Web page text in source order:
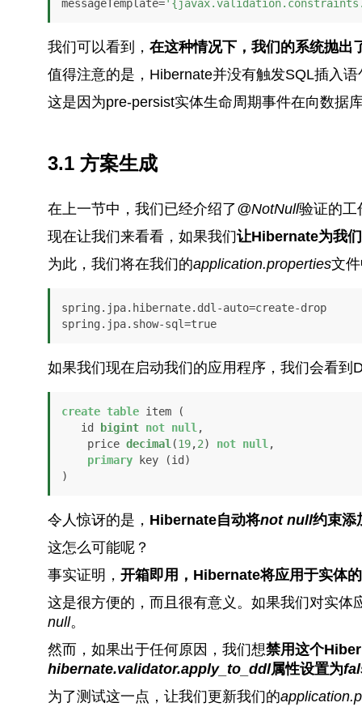
messageTemplate=
我们可以看到， 在这种情况下，我们的系统抛出
值得注意的是，Hibernate并没有触发SQL插入
这是因为pre-persist实体生命周期事件在向数据
3.1 方案生成
在上一节中，我们已经介绍了@NotNull验证的工
现在让我们来看看，如果我们让Hibernate为我
为此，我们将在我们的application.properties文
spring.jpa.hibernate.ddl-auto=create-drop
spring.jpa.show-sql=true
如果我们现在启动我们的应用程序，我们会看到
create table item (
   id
bigint not null ,
    price
decimal (19,2) not null ,
primary key (id)
)
令人惊讶的是， Hibernate自动将not null约束添
这怎么可能呢？
事实证明， 开箱即用，Hibernate将应用于实体
这是很方便的，而且很有意义。如果我们对实体
null。
然而，如果出于任何原因，我们想禁用这个
hibernate.validator.apply_to_ddl属性设置为
为了测试这一点，让我们更新我们的